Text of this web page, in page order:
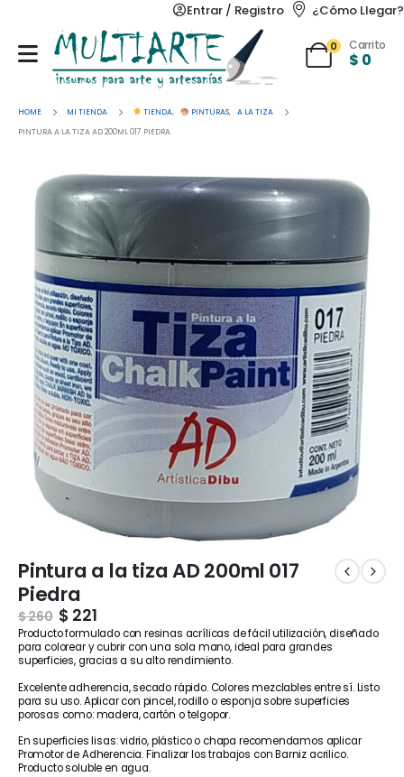
Entrar / Registro ¿Cómo Llegar?
0 Carrito
$ 0
HOME MI TIENDA TIENDA, PINTURAS, A LA TIZA
PINTURA A LA TIZA AD 200ML 017 PIEDRA
Pintura a la tiza AD 200ml 017
Piedra
$260 $ 221
Producto formulado con resinas acrílicas de fácil utilización, diseñado
para colorear y cubrir con una sola mano, ideal para grandes
superficies, gracias a su alto rendimiento.
Excelente adherencia, secado rápido. Colores mezclables entre sí. Listo
para su uso. Aplicar con pincel, rodillo o esponja sobre superficies
porosas como: madera, cartón o telgopor.
En superficies lisas: vidrio, plástico o chapa recomendamos aplicar
Promotor de Adherencia. Finalizar los trabajos con Barniz acrilico.
Producto soluble en agua.